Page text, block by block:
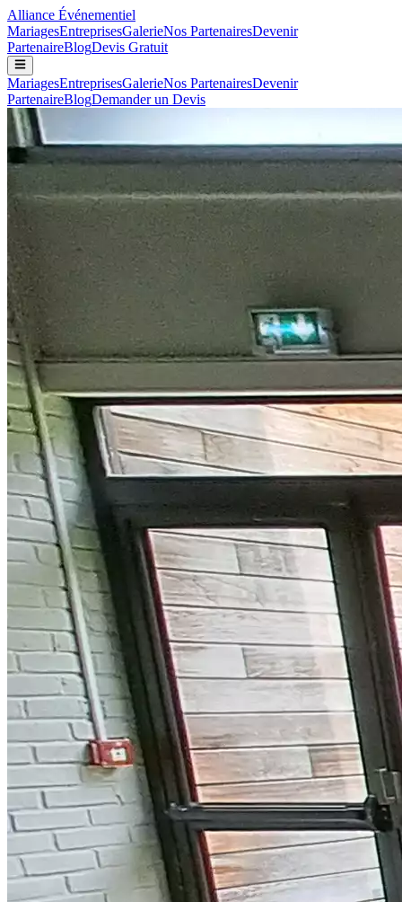
Alliance Événementiel
MariagesEntreprisesGalerieNos PartenairesDevenir
PartenaireBlogDevis Gratuit
MariagesEntreprisesGalerieNos PartenairesDevenir
PartenaireBlogDemander un Devis